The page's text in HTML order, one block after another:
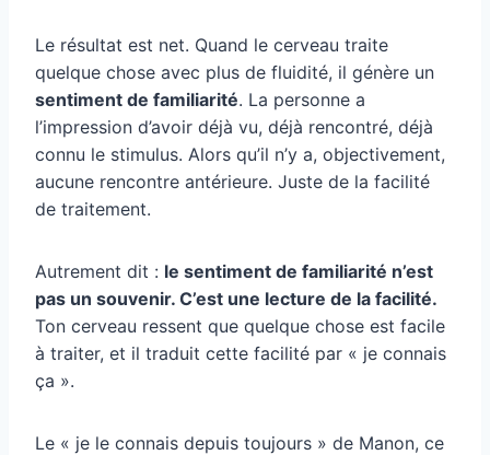
Le résultat est net. Quand le cerveau traite
quelque chose avec plus de fluidité, il génère un
sentiment de familiarité. La personne a
l’impression d’avoir déjà vu, déjà rencontré, déjà
connu le stimulus. Alors qu’il n’y a, objectivement,
aucune rencontre antérieure. Juste de la facilité
de traitement.
Autrement dit : le sentiment de familiarité n’est
pas un souvenir. C’est une lecture de la facilité.
Ton cerveau ressent que quelque chose est facile
à traiter, et il traduit cette facilité par « je connais
ça ».
Le « je le connais depuis toujours » de Manon, ce